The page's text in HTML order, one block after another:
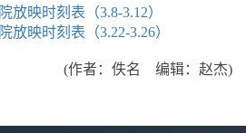
放映时刻表（3.8-3.12）
放映时刻表（3.22-3.26）
(作者：佚名 编辑：赵杰)